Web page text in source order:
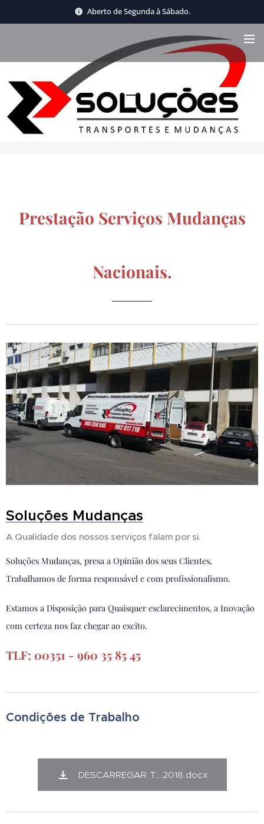
Aberto de Segunda à Sábado.
Prestação Serviços Mudanças
Nacionais.
Soluções Mudanças
A Qualidade dos nossos serviços falam por si.
Soluções Mudanças, presa a Opinião dos seus Clientes,
Trabalhamos de forma responsável e com profissionalismo.
Estamos a Disposição para Quaisquer esclarecimentos, a Inovação
com certeza nos faz chegar ao excito.
TLF; 00351 - 960 35 85 45
Condições de Trabalho
DESCARREGAR T...2018.docx